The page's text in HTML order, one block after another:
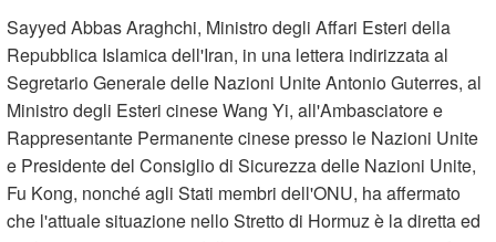
Sayyed Abbas Araghchi, Ministro degli Affari Esteri della
Repubblica Islamica dell'Iran, in una lettera indirizzata al
Segretario Generale delle Nazioni Unite Antonio Guterres, al
Ministro degli Esteri cinese Wang Yi, all'Ambasciatore e
Rappresentante Permanente cinese presso le Nazioni Unite
e Presidente del Consiglio di Sicurezza delle Nazioni Unite,
Fu Kong, nonché agli Stati membri dell'ONU, ha affermato
che l'attuale situazione nello Stretto di Hormuz è la diretta ed